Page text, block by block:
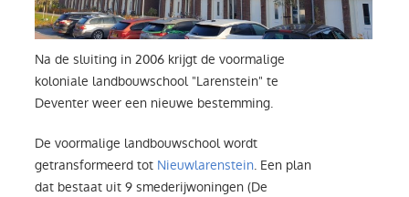
Na de sluiting in 2006 krijgt de voormalige
koloniale landbouwschool "Larenstein" te
Deventer weer een nieuwe bestemming.
De voormalige landbouwschool wordt
getransformeerd tot Nieuwlarenstein. Een plan
dat bestaat uit 9 smederijwoningen (De